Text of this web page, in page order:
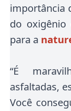
importância
do oxigênio
para a
“É
asfaltadas,
Você